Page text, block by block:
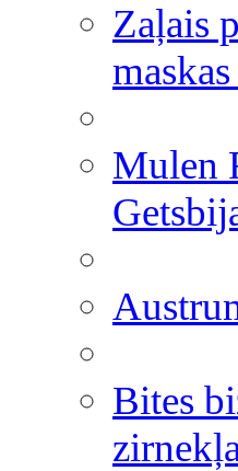
Zaļais
Mulen
Bites